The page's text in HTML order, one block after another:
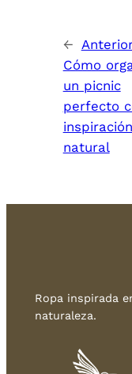
←
Cómo
un picnic
perfecto
inspiración
natural
Ropa inspirada
naturaleza.